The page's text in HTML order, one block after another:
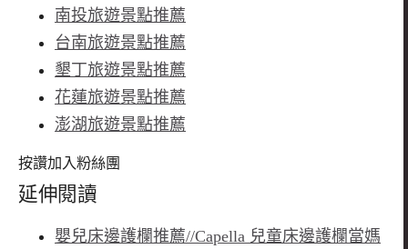
南投旅遊景點推薦
台南旅遊景點推薦
墾丁旅遊景點推薦
花蓮旅遊景點推薦
澎湖旅遊景點推薦
按讚加入粉絲團
延伸閱讀
嬰兒床邊護欄推薦//Capella 兒童床邊護欄當媽